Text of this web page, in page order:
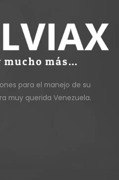
para el manejo de su
muy querida Venezuela.